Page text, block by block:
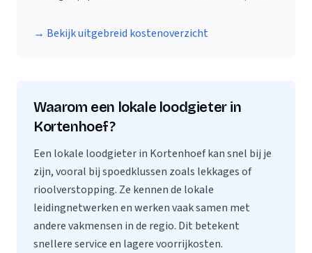
→ Bekijk uitgebreid kostenoverzicht
Waarom een lokale loodgieter in
Kortenhoef?
Een lokale loodgieter in Kortenhoef kan snel bij je
zijn, vooral bij spoedklussen zoals lekkages of
rioolverstopping. Ze kennen de lokale
leidingnetwerken en werken vaak samen met
andere vakmensen in de regio. Dit betekent
snellere service en lagere voorrijkosten.